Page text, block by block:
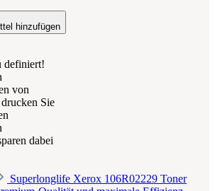
hinzufügen
definiert!
von
Sie
dabei
Superlonglife Xerox 106R02229 Toner